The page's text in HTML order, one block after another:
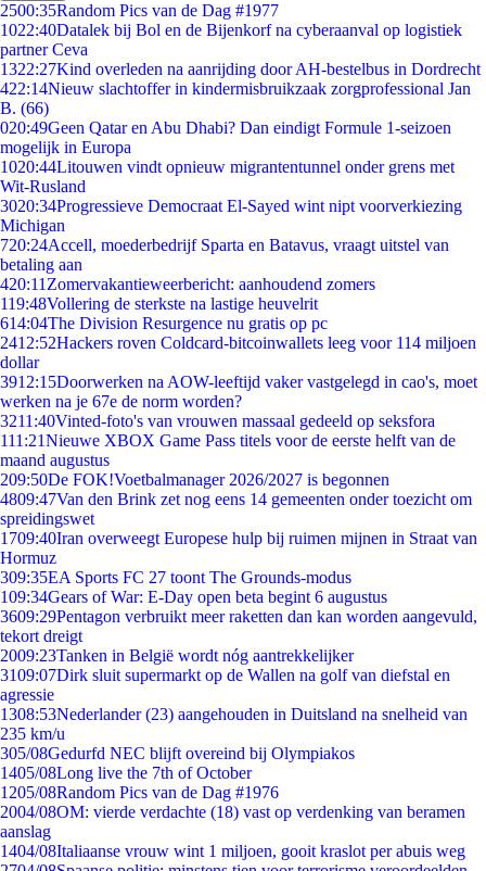
2500:35Random Pics van de Dag #1977
1022:40Datalek bij Bol en de Bijenkorf na cyberaanval op logistiek
partner Ceva
1322:27Kind overleden na aanrijding door AH-bestelbus in Dordrecht
422:14Nieuw slachtoffer in kindermisbruikzaak zorgprofessional Jan
B. (66)
020:49Geen Qatar en Abu Dhabi? Dan eindigt Formule 1-seizoen
mogelijk in Europa
1020:44Litouwen vindt opnieuw migrantentunnel onder grens met
Wit-Rusland
3020:34Progressieve Democraat El-Sayed wint nipt voorverkiezing
Michigan
720:24Accell, moederbedrijf Sparta en Batavus, vraagt uitstel van
betaling aan
420:11 Zomervakantieweerbericht: aanhoudend zomers
119:48Vollering de sterkste na lastige heuvelrit
614:04The Division Resurgence nu gratis op pc
2412:52Hackers roven Coldcard-bitcoinwallets leeg voor 114 miljoen
dollar
3912:15Doorwerken na AOW-leeftijd vaker vastgelegd in cao's, moet
werken na je 67e de norm worden?
3211:40Vinted-foto's van vrouwen massaal gedeeld op seksfora
111:21Nieuwe XBOX Game Pass titels voor de eerste helft van de
maand augustus
209:50De FOK!Voetbalmanager 2026/2027 is begonnen
4809:47Van den Brink zet nog eens 14 gemeenten onder toezicht om
spreidingswet
1709:40Iran overweegt Europese hulp bij ruimen mijnen in Straat van
Hormuz
309:35EA Sports FC 27 toont The Grounds-modus
109:34Gears of War: E-Day open beta begint 6 augustus
3609:29Pentagon verbruikt meer raketten dan kan worden aangevuld,
tekort dreigt
2009:23Tanken in België wordt nóg aantrekkelijker
3109:07Dirk sluit supermarkt op de Wallen na golf van diefstal en
agressie
1308:53Nederlander (23) aangehouden in Duitsland na snelheid van
235 km/u
305/08Gedurfd NEC blijft overeind bij Olympiakos
1405/08Long live the 7th of October
1205/08Random Pics van de Dag #1976
2004/08OM: vierde verdachte (18) vast op verdenking van beramen
aanslag
1404/08Italiaanse vrouw wint 1 miljoen, gooit kraslot per abuis weg